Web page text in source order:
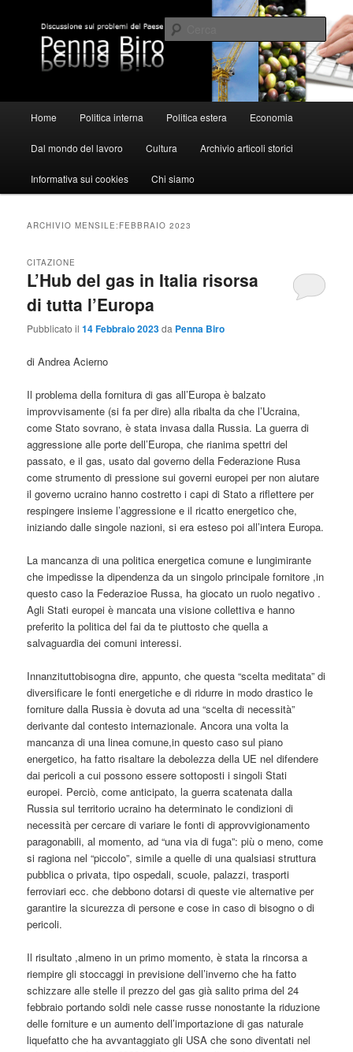
contenuto
principale
contenuto
secondarioPennabiro
Cerca
principale
Home Politica interna Politica estera Economia
Dal mondo del lavoro Cultura Archivio articoli storici
Informativa sui cookies Chi siamo
ARCHIVIO MENSILE: FEBBRAIO 2023
L’Hub del gas in Italia risorsa
di tutta l’Europa
CITAZIONE
Pubblicato il14 Febbraio 2023da Penna Biro
di Andrea Acierno
Il problema della fornitura di gas all’Europa è balzato
improvvisamente (si fa per dire) alla ribalta da che l’Ucraina,
come Stato sovrano, è stata invasa dalla Russia. La guerra di
aggressione alle porte dell’Europa, che rianima spettri del
passato, e il gas, usato dal governo della Federazione Rusa
come strumento di pressione sui governi europei per non aiutare
il governo ucraino hanno costretto i capi di Stato a riflettere per
respingere insieme l’aggressione e il ricatto energetico che,
iniziando dalle singole nazioni, si era esteso poi all’intera Europa.
La mancanza di una politica energetica comune e lungimirante
che impedisse la dipendenza da un singolo principale fornitore ,in
questo caso la Federazioe Russa, ha giocato un ruolo negativo .
Agli Stati europei è mancata una visione collettiva e hanno
preferito la politica del fai da te piuttosto che quella a
salvaguardia dei comuni interessi.
Innanzituttobisogna dire, appunto, che questa “scelta meditata” di
diversificare le fonti energetiche e di ridurre in modo drastico le
forniture dalla Russia è dovuta ad una “scelta di necessità”
derivante dal contesto internazionale. Ancora una volta la
mancanza di una linea comune,in questo caso sul piano
energetico, ha fatto risaltare la debolezza della UE nel difendere
dai pericoli a cui possono essere sottoposti i singoli Stati
europei. Perciò, come anticipato, la guerra scatenata dalla
Russia sul territorio ucraino ha determinato le condizioni di
necessità per cercare di variare le fonti di approvvigionamento
paragonabili, al momento, ad “una via di fuga”: più o meno, come
si ragiona nel “piccolo”, simile a quelle di una qualsiasi struttura
pubblica o privata, tipo ospedali, scuole, palazzi, trasporti
ferroviari ecc. che debbono dotarsi di queste vie alternative per
garantire la sicurezza di persone e cose in caso di bisogno o di
pericoli.
Il risultato ,almeno in un primo momento, è stata la rincorsa a
riempire gli stoccaggi in previsione dell’inverno che ha fatto
schizzare alle stelle il prezzo del gas già salito prima del 24
febbraio portando soldi nele casse russe nonostante la riduzione
delle forniture e un aumento dell’importazione di gas naturale
liquefatto che ha avvantaggiato gli USA che sono diventati nel